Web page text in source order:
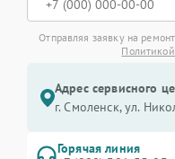
Отправляя заявку на
Адрес сервисного
г. Смоленск, ул.
Горячая линия